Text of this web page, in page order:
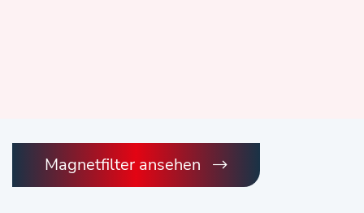
Magnetfilter ansehen